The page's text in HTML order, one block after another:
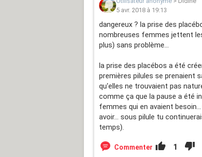
5 avr. 2018 à 19:13
dangereux ? la prise des
nombreuses femmes jettent
plus) sans problème...
la prise des placébos a été
premières pilules se prenaient
qu'elles ne trouvaient pas
comme ça que la pause a été
femmes qui en avaient
avoir... sous pilule tu
temps).
Commenter 1